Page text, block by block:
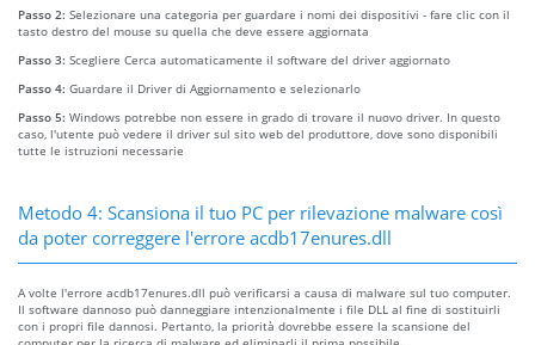
Passo 2: Selezionare una categoria per guardare i nomi dei dispositivi - fare clic con il
tasto destro del mouse su quella che deve essere aggiornata
Passo 3: Scegliere Cerca automaticamente il software del driver aggiornato
Passo 4: Guardare il Driver di Aggiornamento e selezionarlo
Passo 5: Windows potrebbe non essere in grado di trovare il nuovo driver. In questo
caso, l'utente può vedere il driver sul sito web del produttore, dove sono disponibili
tutte le istruzioni necessarie
Metodo 4: Scansiona il tuo PC per rilevazione malware così
da poter correggere l'errore acdb17enures.dll
A volte l'errore acdb17enures.dll può verificarsi a causa di malware sul tuo computer.
Il software dannoso può danneggiare intenzionalmente i file DLL al fine di sostituirli
con i propri file dannosi. Pertanto, la priorità dovrebbe essere la scansione del